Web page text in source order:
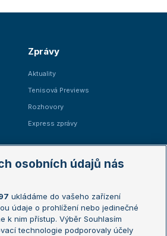
Zprávy
Aktuality
Tenisová Previews
Rozhovory
Express zprávy
Australian Open
French Open
Wimbledon
osobních údajů nás
ukládáme do vašeho zařízení
údaje o prohlížení nebo jedinečné
k nim přístup. Výběr Souhlasím
technologie podporovaly účely